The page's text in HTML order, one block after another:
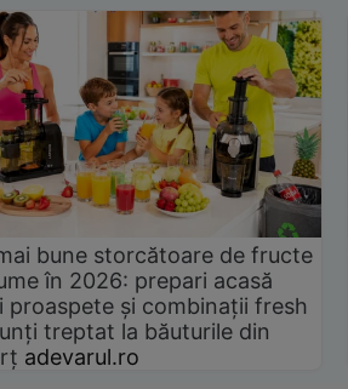
bune storcătoare de fructe
în 2026: prepari acasă
proaspete și combinații fresh
treptat la băuturile din
adevarul.ro